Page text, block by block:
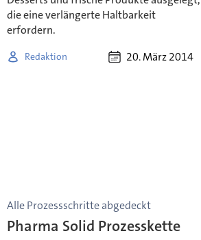
die eine verlängerte Haltbarkeit
erfordern.
Redaktion 20. März 2014
Alle Prozessschritte abgedeckt
Pharma Solid Prozesskette